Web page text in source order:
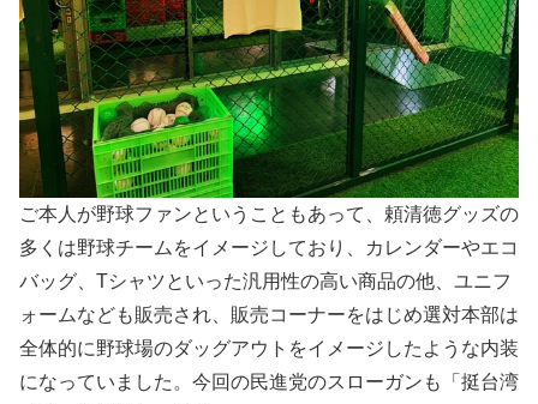
ご本人が野球ファンということもあって、頼清徳グッズの
多くは野球チームをイメージしており、カレンダーやエコ
バッグ、Tシャツといった汎用性の高い商品の他、ユニフ
ォームなども販売され、販売コーナーをはじめ選対本部は
全体的に野球場のダッグアウトをイメージしたような内装
になっていました。今回の民進党のスローガンも「挺台湾